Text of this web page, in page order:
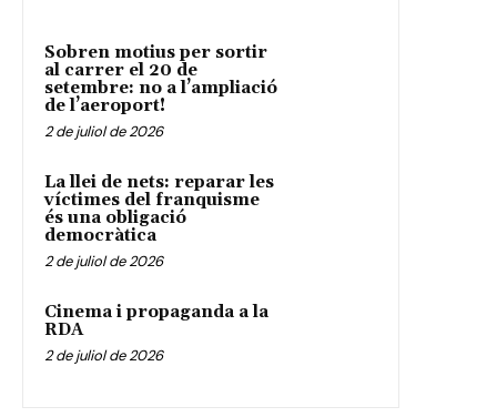
Sobren motius per sortir
al carrer el 20 de
setembre: no a l’ampliació
de l’aeroport!
2 de juliol de 2026
La llei de nets: reparar les
víctimes del franquisme
és una obligació
democràtica
2 de juliol de 2026
Cinema i propaganda a la
RDA
2 de juliol de 2026